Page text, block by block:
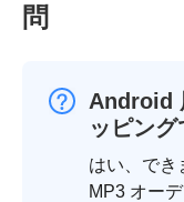
問
Android
ッピン
はい、でき
MP3 オー